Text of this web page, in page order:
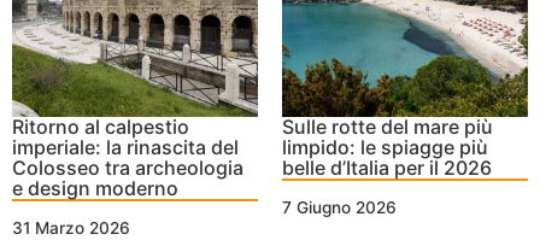
Ritorno al calpestio
imperiale: la rinascita del
Colosseo tra archeologia
e design moderno
31 Marzo 2026
Sulle rotte del mare più
limpido: le spiagge più
belle d’Italia per il 2026
7 Giugno 2026